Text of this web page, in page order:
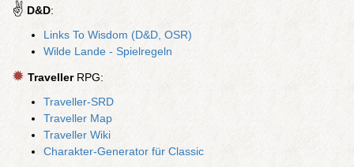
✌ D&D:
Links To Wisdom (D&D, OSR)
Wilde Lande - Spielregeln
✹ TravellerRPG:
Traveller-SRD
Traveller Map
Traveller Wiki
Charakter-Generator für Classic